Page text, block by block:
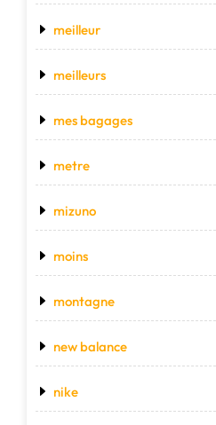
meilleur
meilleurs
mes bagages
metre
mizuno
moins
montagne
new balance
nike